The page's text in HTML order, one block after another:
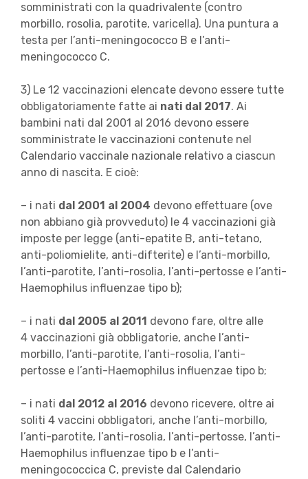
somministrati con la quadrivalente (contro
morbillo, rosolia, parotite, varicella). Una puntura a
testa per l’anti-meningococco B e l’anti-
meningococco C.
3) Le 12 vaccinazioni elencate devono essere tutte
obbligatoriamente fatte ai nati dal 2017. Ai
bambini nati dal 2001 al 2016 devono essere
somministrate le vaccinazioni contenute nel
Calendario vaccinale nazionale relativo a ciascun
anno di nascita. E cioè:
– i nati dal 2001 al 2004 devono effettuare (ove
non abbiano già provveduto) le 4 vaccinazioni già
imposte per legge (anti-epatite B, anti-tetano,
anti-poliomielite, anti-difterite) e l’anti-morbillo,
l’anti-parotite, l’anti-rosolia, l’anti-pertosse e l’anti-
Haemophilus influenzae tipo b);
– i nati dal 2005 al 2011 devono fare, oltre alle
4 vaccinazioni già obbligatorie, anche l’anti-
morbillo, l’anti-parotite, l’anti-rosolia, l’anti-
pertosse e l’anti-Haemophilus influenzae tipo b;
– i nati dal 2012 al 2016 devono ricevere, oltre ai
soliti 4 vaccini obbligatori, anche l’anti-morbillo,
l’anti-parotite, l’anti-rosolia, l’anti-pertosse, l’anti-
Haemophilus influenzae tipo b e l’anti-
meningococcica C, previste dal Calendario